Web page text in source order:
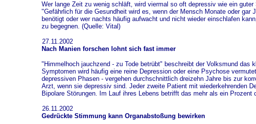
Wer lange Zeit zu wenig schläft, wird viermal so oft depressiv wie ein
"Gefährlich für die Gesundheit wird es, wenn der Mensch Monate oder
benötigt oder wer nachts häufig aufwacht und nicht wieder einschlafen
zu begegnen. (Quelle: Vital)
27.11.2002
Nach Manien forschen lohnt sich fast immer
"Himmelhoch jauchzend - zu Tode betrübt" beschreibt der Volksmund
Symptomen wird häufig eine reine Depression oder eine Psychose
depressiven Phasen - vergehen durchschnittlich dreizehn Jahre bis zur
Arzt, wenn sie depressiv sind. Jeder zweite Patient mit wiederkehrenden
Bipolare Störungen. Im Lauf ihres Lebens betrifft das mehr als ein
26.11.2002
Gedrückte Stimmung kann Organabstoßung bewirken